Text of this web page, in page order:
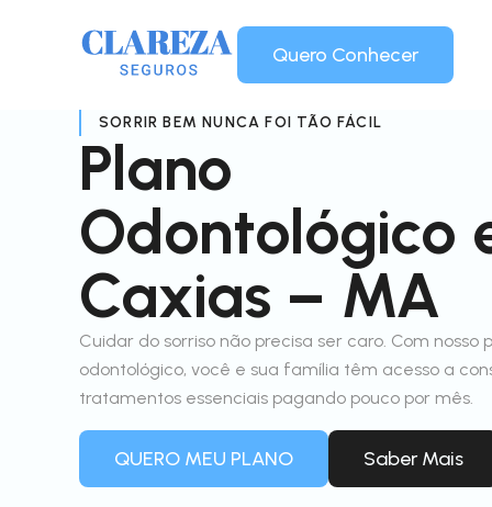
Quero Conhecer
SORRIR BEM NUNCA FOI TÃO FÁCIL
Plano
Odontológico
Caxias – MA
Cuidar do sorriso não precisa ser caro. Com nosso
odontológico, você e sua família têm acesso a
tratamentos essenciais pagando pouco por mês.
QUERO MEU PLANO Saber Mais